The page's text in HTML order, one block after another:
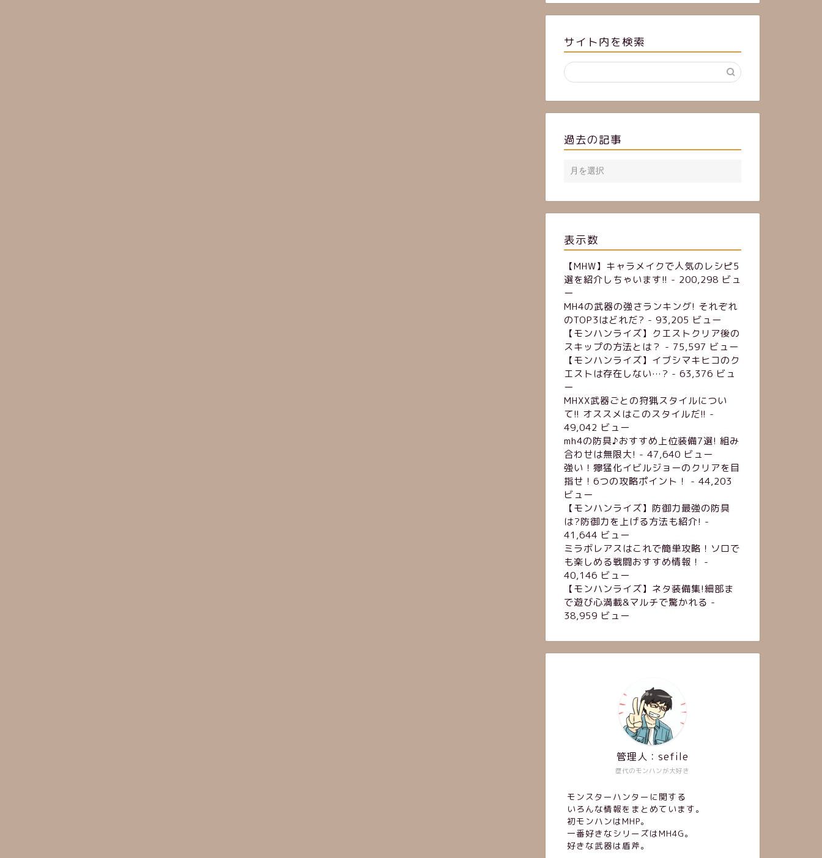
サイト内を検索
過去の記事
表示数
【MHW】キャラメイクで人気のレシピ5
選を紹介しちゃいます!! - 200,298 ビュ
ー
MH4の武器の強さランキング! それぞれ
のTOP3はどれだ? - 93,205 ビュー
【モンハンライズ】クエストクリア後の
スキップの方法とは？ - 75,597 ビュー
【モンハンライズ】イブシマキヒコのク
エストは存在しない…? - 63,376 ビュ
ー
MHXX武器ごとの狩猟スタイルについ
て!! オススメはこのスタイルだ!! -
49,042 ビュー
mh4の防具♪おすすめ上位装備7選! 組み
合わせは無限大! - 47,640 ビュー
強い！獰猛化イビルジョーのクリアを目
指せ！6つの攻略ポイント！
- 44,203
ビュー
【モンハンライズ】防御力最強の防具
は?防御力を上げる方法も紹介! -
41,644 ビュー
ミラボレアスはこれで簡単攻略！ソロで
も楽しめる戦闘おすすめ情報！
-
40,146 ビュー
【モンハンライズ】ネタ装備集!細部ま
で遊び心満載&マルチで驚かれる -
38,959 ビュー
歴代のモンハンが大好き
管理人：sefile
モンスターハンターに関する
いろんな情報をまとめています。
初モンハンはMHP。
一番好きなシリーズはMH4G。
好きな武器は盾斧。